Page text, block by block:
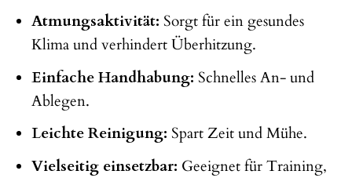
Atmungsaktivität: Sorgt für ein gesundes
Klima und verhindert Überhitzung.
Einfache Handhabung: Schnelles An- und
Ablegen.
Leichte Reinigung: Spart Zeit und Mühe.
Vielseitig einsetzbar: Geeignet für Training,